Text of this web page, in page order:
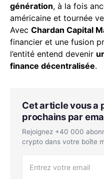
génération, à la fois
américaine et tournée
Avec Chardan Capital
financier et une fusion
l’entité entend devenir
finance décentralisée.
Cet article vous a
prochains par
Rejoignez +40 000
crypto dans votre boîte